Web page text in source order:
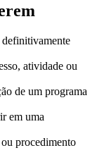
definitivamente
atividade ou
de um programa
em uma
procedimento